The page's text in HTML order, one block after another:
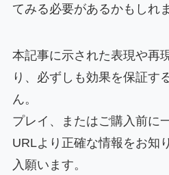
てみる必要があるかもしれ
本記事に示された表現や再
り、必ずしも効果を保証す
ん。
プレイ、またはご購入前に
URLより正確な情報をお知
入願います。